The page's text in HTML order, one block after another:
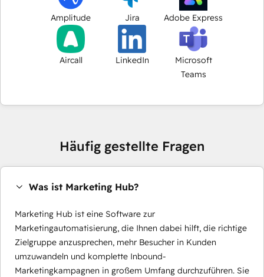
Amplitude Jira Adobe Express
Aircall LinkedIn
Microsoft
Teams
Häufig gestellte Fragen
Was ist Marketing Hub?
Marketing Hub ist eine Software zur
Marketingautomatisierung, die Ihnen dabei hilft, die richtige
Zielgruppe anzusprechen, mehr Besucher in Kunden
umzuwandeln und komplette Inbound-
Marketingkampagnen in großem Umfang durchzuführen. Sie